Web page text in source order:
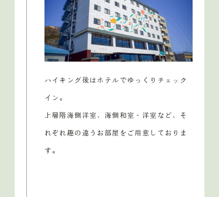
ハイキング後はホテルでゆっくりチェック
イン。
上層階海側洋室、海側和室・洋室など、そ
れぞれ趣の違うお部屋をご用意しておりま
す。